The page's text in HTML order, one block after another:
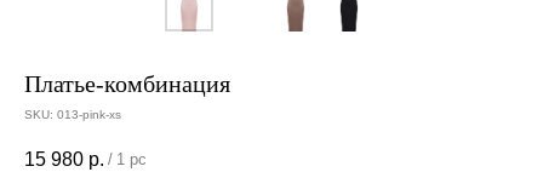
Платье-комбинация
SKU: 013-pink-xs
15 980 р. / 1 pc